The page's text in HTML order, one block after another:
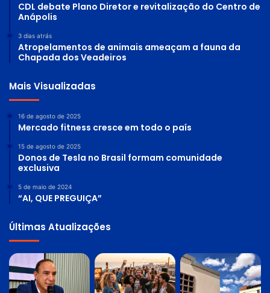
CDL debate Plano Diretor e revitalização do Centro de
Anápolis
3 dias atrás
Atropelamentos de animais ameaçam a fauna da
Chapada dos Veadeiros
Mais Visualizadas
16 de agosto de 2025
Mercado fitness cresce em todo o país
15 de agosto de 2025
Donos de Tesla no Brasil formam comunidade
exclusiva
5 de maio de 2024
“AI, QUE PREGUIÇA”
Últimas Atualizações